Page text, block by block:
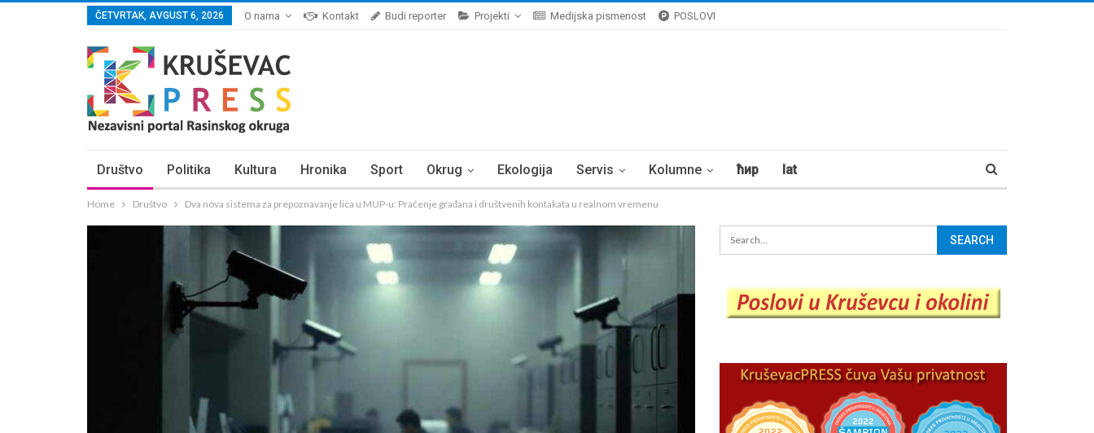
ČETVRTAK, AVGUST 6, 2026 O nama Kontakt Budi reporter Projekti Medijska pismenost POSLOVI
Društvo Politika Kultura Hronika Sport Okrug Ekologija Servis Kolumne ћир lat
Home Društvo Dva nova sistema za prepoznavanje lica u MUP-u: Praćenje građana i društvenih kontakata u realnom vremenu